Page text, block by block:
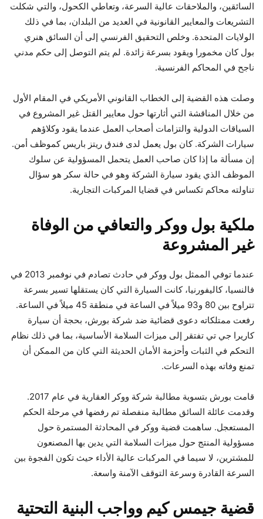
السائقين، والملاحقات عالية السرعة، وتعاطي الكحول، والتي شكلت
التشريعات والمعايير القانونية في العديد من البلدان، بما في ذلك
الولايات المتحدة. وخلص التحقيق الفرنسي إلى أن السائق هنري
بول كان مخمورا ويقود بسرعة زائدة. لم يتم التوصل إلى حكم مدني
ناجح في المحاكم الفرنسية.
وصلت هذه القضية إلى الخطاب القانوني الأمريكي في المقام الأول
من خلال المناقشة التي أثارتها حول معايير القتل غير المشروع في
السياقات الدولية والتزامات أصحاب العمل عندما يقود وكلاؤهم
سيارات الشركة. كان بول يعمل لدى فندق ريتز باريس كموظف أمن.
إن مسألة ما إذا كان صاحب العمل يتحمل المسؤولية عن سلوك
الموظف الذي يقود سيارة الشركة وهو في حالة سكر هو سؤال
تناولته محاكم تكساس في قضايا المركبات التجارية.
ملكية بول ووكر والتعافي من الوفاة
غير المشروعة
عندما توفي الممثل بول ووكر في حادث تصادم في نوفمبر 2013 في
فالنسيا، كاليفورنيا، كانت السيارة التي كان يستقلها تسير بسرعة
تتراوح بين 80 و93 ميلاً في الساعة في منطقة 45 ميلاً في الساعة.
رفعت ممتلكاته دعوى قضائية ضد شركة بورش، بحجة أن سيارة
كاريرا جي تي تفتقر إلى ميزات السلامة الأساسية، بما في ذلك نظام
التحكم في الثبات وأحزمة الأمان الحديثة التي كان من الممكن أن
تمنع وفاته بهذه السرعات.
قامت بورش بتسوية مطالبة شركة ووكر العقارية في عام 2017.
وقدمت عائلة السائق مطالبة منفصلة تم رفضها في مرحلة الحكم
المستعجل. ساهمت قضية ووكر في المحادثة المستمرة حول
مسؤولية المنتج حول ميزات السلامة التي يدين بها المصنعون
للمشترين، لا سيما في المركبات عالية الأداء حيث تكون الفجوة بين
السرعة القادرة وسرعة التوقف الآمنة واسعة.
قضية جيمس كيم وواجب البنية التحتية